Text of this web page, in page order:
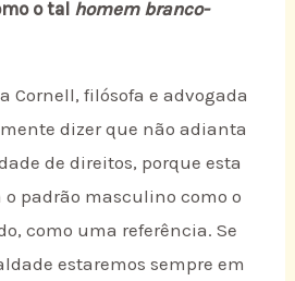
o tal homem branco-
Cornell, filósofa e advogada
dizer que não adianta
de direitos, porque esta
padrão masculino como o
como uma referência. Se
estaremos sempre em